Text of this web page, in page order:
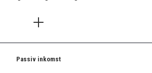
Passiv inkomst